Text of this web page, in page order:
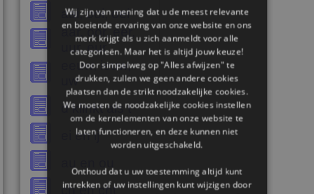
aai, ooi, oei
aar, oor, eer,
uur, eur
eeuw, ieuw,
uw
d klinkt als t
ei en ij
ch en cht
Wij zijn van mening dat u de meest relevante
en boeiende ervaring van onze website en ons
merk krijgt als u zich aanmeldt voor alle
categorieën. Maar het is altijd jouw keuze!
Door simpelweg op "Alles afwijzen" te
drukken, zullen we geen andere cookies
plaatsen dan de strikt noodzakelijke cookies.
We moeten de noodzakelijke cookies instellen
om de kernelementen van onze website te
laten functioneren, en deze kunnen niet
worden uitgeschakeld.
Onthoud dat u uw toestemming altijd kunt
intrekken of uw instellingen kunt wijzigen door